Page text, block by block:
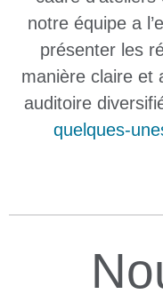
notre équipe a
présenter les
manière claire et
auditoire
quelques-